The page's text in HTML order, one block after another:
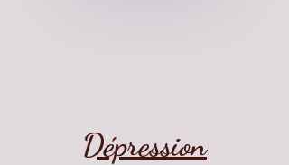
Dépression